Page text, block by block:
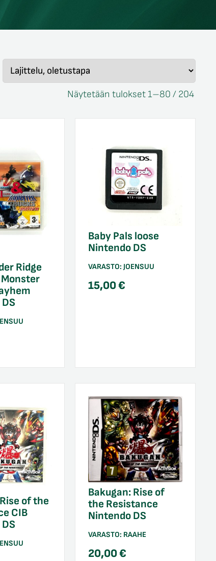
Näytetään tulokset 1–80 / 204
Ridge
Baby Pals loose
Nintendo DS
VARASTO:JOENSUU
15,00€
of the
CIB
Bakugan: Rise of
the Resistance
Nintendo DS
VARASTO: RAAHE
20,00€